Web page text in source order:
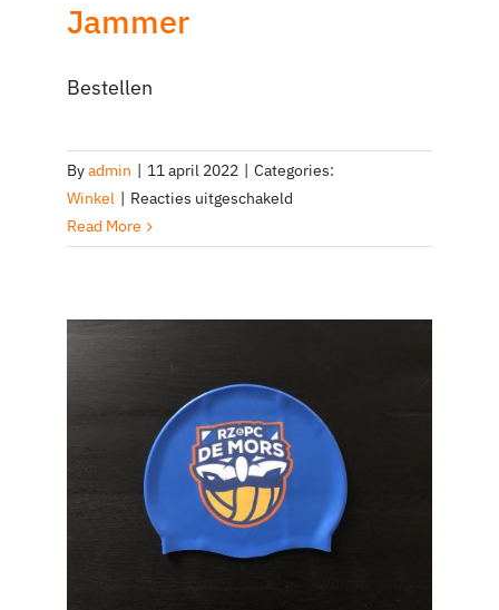
Jammer
Bestellen
Byadmin | 11 april 2022 | Categories:
Winkel | Reacties uitgeschakeldvoor
Read More